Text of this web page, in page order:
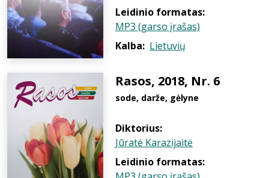
Leidinio formatas:
MP3 (garso įrašas)
Kalba: Lietuvių
Rasos, 2018, Nr. 6
sode, darže, gėlyne
Diktorius:
Jūratė Karazijaitė
Leidinio formatas: